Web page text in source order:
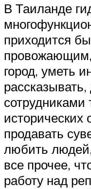
В Таиланде
приходится
провожающим,
город, уметь
исторических
продавать
любить
все прочее,
работу над